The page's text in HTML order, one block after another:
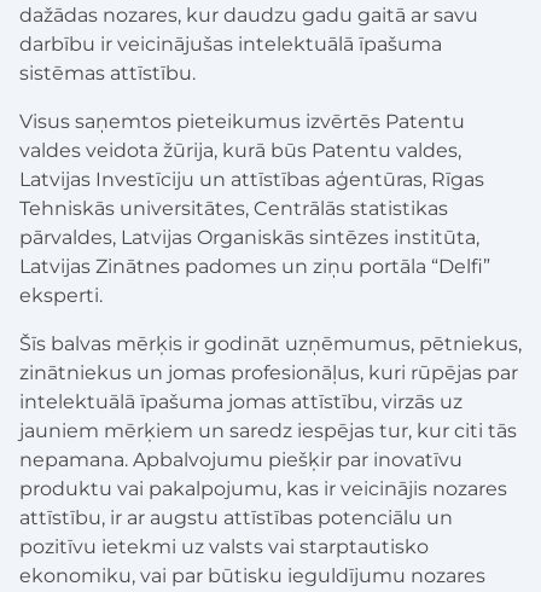
dažādas nozares, kur daudzu gadu gaitā ar savu
darbību ir veicinājušas intelektuālā īpašuma
sistēmas attīstību.
Visus saņemtos pieteikumus izvērtēs Patentu
valdes veidota žūrija, kurā būs Patentu valdes,
Latvijas Investīciju un attīstības aģentūras, Rīgas
Tehniskās universitātes, Centrālās statistikas
pārvaldes, Latvijas Organiskās sintēzes institūta,
Latvijas Zinātnes padomes un ziņu portāla “Delfi”
eksperti.
Šīs balvas mērķis ir godināt uzņēmumus, pētniekus,
zinātniekus un jomas profesionāļus, kuri rūpējas par
intelektuālā īpašuma jomas attīstību, virzās uz
jauniem mērķiem un saredz iespējas tur, kur citi tās
nepamana. Apbalvojumu piešķir par inovatīvu
produktu vai pakalpojumu, kas ir veicinājis nozares
attīstību, ir ar augstu attīstības potenciālu un
pozitīvu ietekmi uz valsts vai starptautisko
ekonomiku, vai par būtisku ieguldījumu nozares